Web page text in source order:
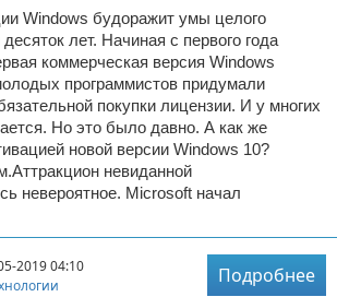
Windows будоражит умы целого
лет. Начиная с первого года
коммерческая версия Windows
программистов придумали
покупки лицензии. И у многих
Но это было давно. А как же
новой версии Windows 10?
невиданной
невероятное. Microsoft начал
2019 04:10
Подробнее